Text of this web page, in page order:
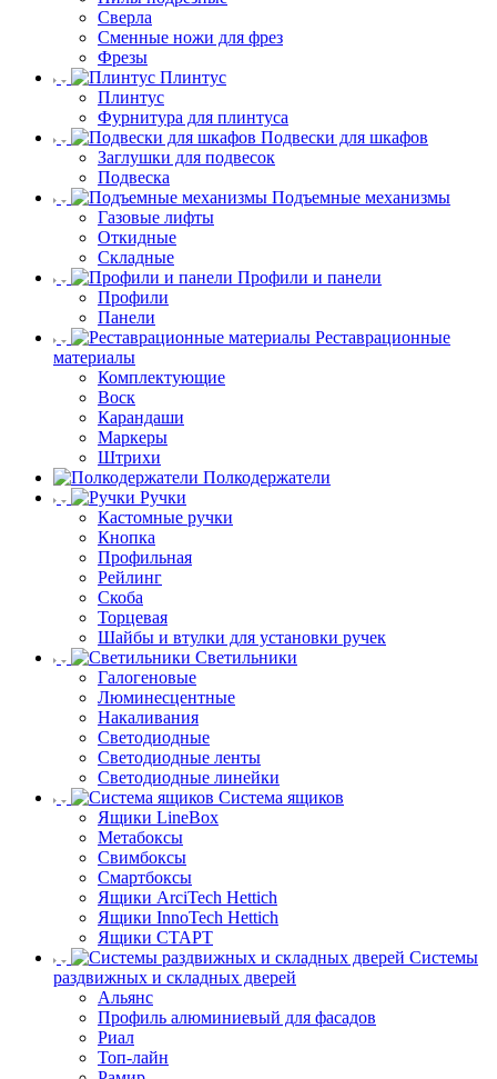
Сверла
Сменные ножи для фрез
Фрезы
Плинтус
Плинтус
Фурнитура для плинтуса
Подвески для шкафов
Заглушки для подвесок
Подвеска
Подъемные механизмы
Газовые лифты
Откидные
Складные
Профили и панели
Профили
Панели
Реставрационные
материалы
Комплектующие
Воск
Карандаши
Маркеры
Штрихи
Полкодержатели
Ручки
Кастомные ручки
Кнопка
Профильная
Рейлинг
Скоба
Торцевая
Шайбы и втулки для установки ручек
Светильники
Галогеновые
Люминесцентные
Накаливания
Светодиодные
Светодиодные ленты
Светодиодные линейки
Система ящиков
Ящики LineBox
Метабоксы
Свимбоксы
Смартбоксы
Ящики ArciTech Hettich
Ящики InnoTech Hettich
Ящики СТАРТ
Системы
раздвижных и складных дверей
Альянс
Профиль алюминиевый для фасадов
Риал
Топ-лайн